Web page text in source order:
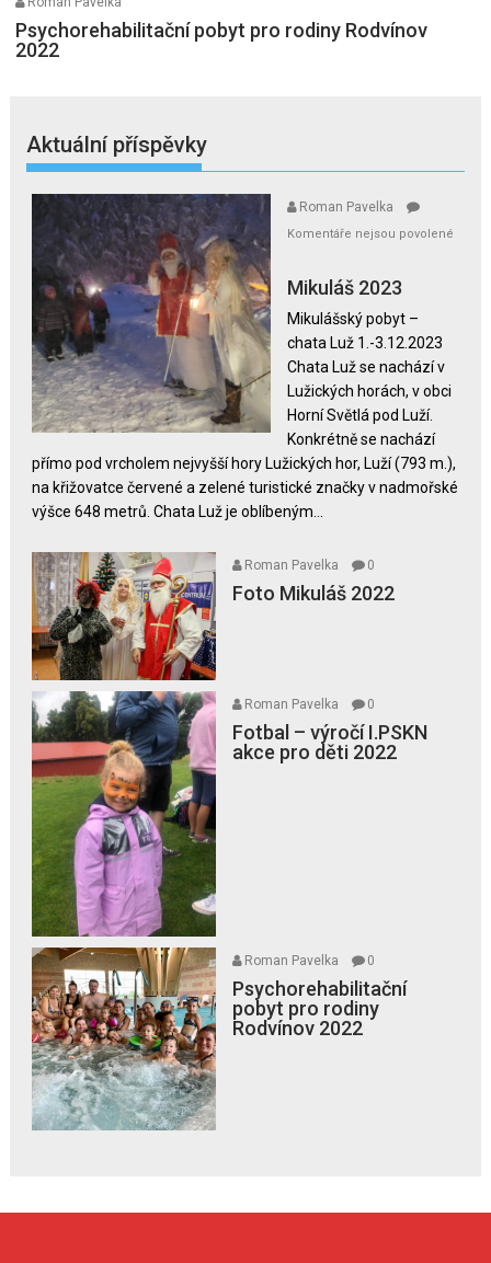
Psychorehabilitační pobyt pro rodiny Rodvínov
2022
Aktuální příspěvky
Roman Pavelka
Komentáře nejsou povolené
textu
názvem
Mikuláš
2023
Mikuláš 2023
Mikulášský pobyt –
chata Luž 1.-3.12.2023
Chata Luž se nachází v
Lužických horách, v obci
Horní Světlá pod Luží.
Konkrétně se nachází
přímo pod vrcholem nejvyšší hory Lužických hor, Luží (793 m.),
na křižovatce červené a zelené turistické značky v nadmořské
výšce 648 metrů. Chata Luž je oblíbeným...
Roman Pavelka 0
Foto Mikuláš 2022
Roman Pavelka 0
Fotbal – výročí I.PSKN
akce pro děti 2022
Roman Pavelka 0
Psychorehabilitační
pobyt pro rodiny
Rodvínov 2022